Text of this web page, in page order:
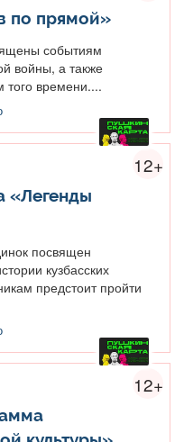
по прямой»
событиям
войны, а также
того времени....
12+
«Легенды
посвящен
кузбасских
предстоит пройти
12+